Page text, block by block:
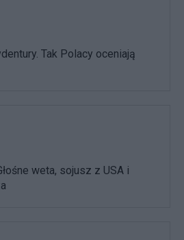
Tak Polacy oceniają
weta, sojusz z USA i